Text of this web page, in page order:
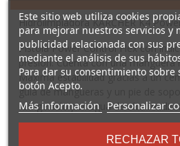
Hidrolimpiadora KARCHER K4
Pistola Power Control Flex con
presión. Cuenta con una manguera
Máxima estabilidad gracias a un
guía de mangueras y un pie de
refrigerado por agua de alto
Este sitio web utiliza cookies
para mejorar nuestros servicios y
publicidad relacionada con sus
mediante el análisis de sus
Para dar su consentimiento sobre
botón Acepto.
Más información sobre
términos
Personalizar
RECHAZAR